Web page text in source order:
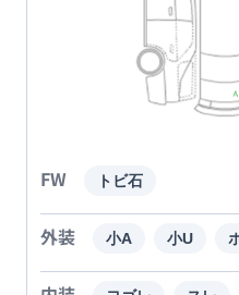
FW トビ石
外装 小A 小U